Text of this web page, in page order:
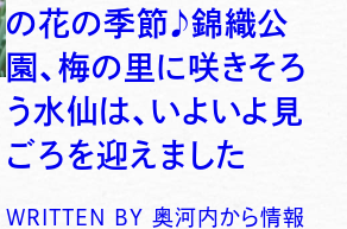
の花の季節♪錦織公
園、梅の里に咲きそろ
う水仙は、いよいよ見
ごろを迎えました
WRITTEN BY 奥河内から情報